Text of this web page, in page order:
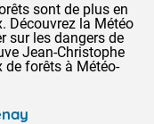
sont de plus en
Découvrez la Météo
sur les dangers de
Jean-Christophe
forêts à Météo-